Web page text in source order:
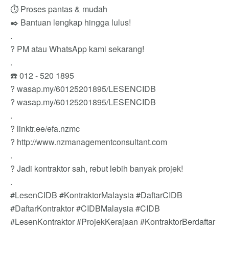
⏱️ Proses pantas & mudah
✒️ Bantuan lengkap hingga lulus!
.
? PM atau WhatsApp kami sekarang!
.
☎️ 012 - 520 1895
? wasap.my/60125201895/LESENCIDB
? wasap.my/60125201895/LESENCIDB
.
? linktr.ee/efa.nzmc
? http://www.nzmanagementconsultant.com
.
?️ Jadi kontraktor sah, rebut lebih banyak projek!
.
#LesenCIDB #KontraktorMalaysia #DaftarCIDB
#DaftarKontraktor #CIDBMalaysia #CIDB
#LesenKontraktor #ProjekKerajaan #KontraktorBerdaftar